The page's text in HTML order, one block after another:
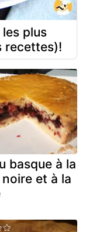
plus
recettes)!
basque à la
et à la